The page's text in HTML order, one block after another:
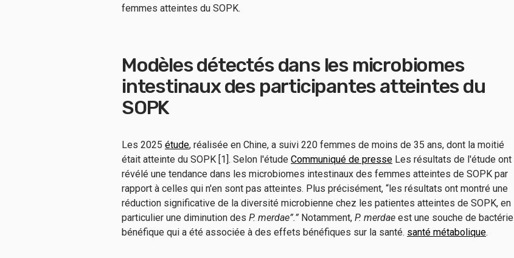
femmes atteintes du SOPK.
Modèles détectés dans les microbiomes
intestinaux des participantes atteintes du
SOPK
Les 2025 étude, réalisée en Chine, a suivi 220 femmes de moins de 35 ans, dont la moitié
était atteinte du SOPK [1]. Selon l'étude Communiqué de presse Les résultats de l'étude ont
révélé une tendance dans les microbiomes intestinaux des femmes atteintes de SOPK par
rapport à celles qui n'en sont pas atteintes. Plus précisément, “les résultats ont montré une
réduction significative de la diversité microbienne chez les patientes atteintes de SOPK, en
particulier une diminution des P. merdae”.” Notamment, P. merdae est une souche de bactérie
bénéfique qui a été associée à des effets bénéfiques sur la santé. santé métabolique.